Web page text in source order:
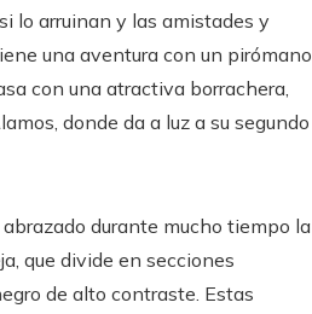
lo arruinan y las amistades y
una aventura con un pirómano
con una atractiva borrachera,
donde da a luz a su segundo
durante mucho tiempo la
que divide en secciones
de alto contraste. Estas